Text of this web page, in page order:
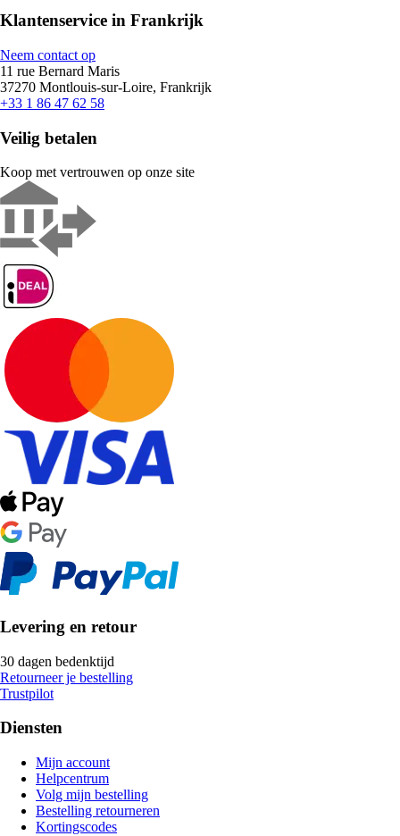
Klantenservice in Frankrijk
Neem contact op
11 rue Bernard Maris
37270 Montlouis-sur-Loire, Frankrijk
+33 1 86 47 62 58
Veilig betalen
Koop met vertrouwen op onze site
Levering en retour
30 dagen bedenktijd
Retourneer je bestelling
Trustpilot
Diensten
Mijn account
Helpcentrum
Volg mijn bestelling
Bestelling retourneren
Kortingscodes